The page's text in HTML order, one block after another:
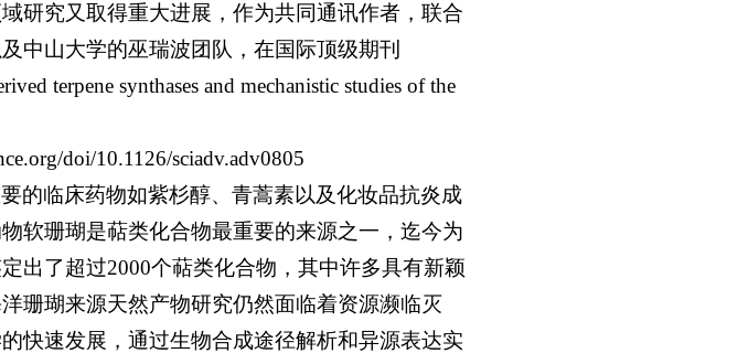
研究又取得重大进展，作为共同通讯作者，联合
中山大学的巫瑞波团队，在国际顶级期刊
terpene synthases and mechanistic studies of the
doi/10.1126/sciadv.adv0805
的临床药物如紫杉醇、青蒿素以及化妆品抗炎成
软珊瑚是萜类化合物最重要的来源之一，迄今为
出了超过2000个萜类化合物，其中许多具有新颖
珊瑚来源天然产物研究仍然面临着资源濒临灭
快速发展，通过生物合成途径解析和异源表达实